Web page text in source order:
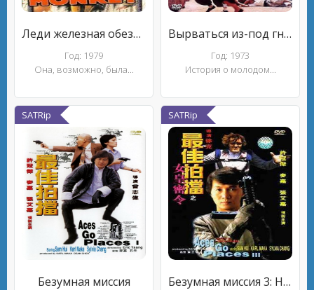
Леди железная обезьяна
Год: 1979
Она, возможно, была...
Вырваться из-под гнета
Год: 1973
История о молодом...
SATRip
Безумная миссия
SATRip
Безумная миссия 3: Наш человек с Бонд-стрит